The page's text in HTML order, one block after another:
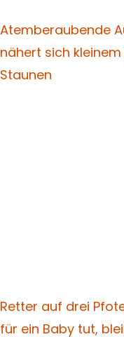
Atemberaubende
nähert sich
Staunen
Retter auf drei
für ein Baby tut,